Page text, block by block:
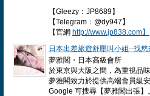
【Gleezy：JP8689】
【Telegram：@dy947】
【官網 http://www.jp838.com】
日本出差旅遊舒壓叫小姐--找
夢雅閣・日本高級會所
於東京與大阪之間，為重視品
夢雅閣致力於提供高端會員級
Google 可搜尋【夢雅閣出張】